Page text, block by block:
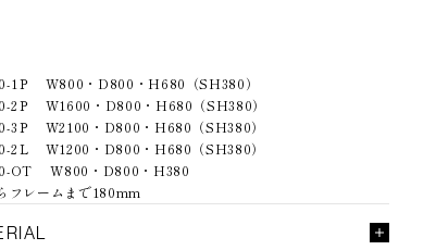
1Ｐ W800・D800・H680（SH380）
2Ｐ W1600・D800・H680（SH380）
3Ｐ W2100・D800・H680（SH380）
2Ｌ W1200・D800・H680（SH380）
OT W800・D800・H380
フレームまで180mm